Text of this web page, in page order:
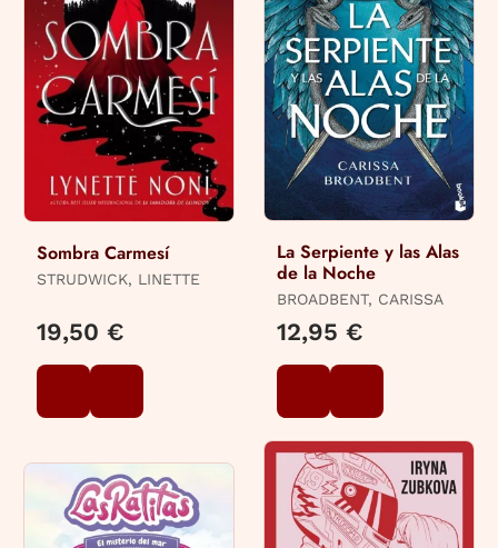
Sombra Carmesí
STRUDWICK, LINETTE
19,50 €
La Serpiente y las Alas
de la Noche
BROADBENT, CARISSA
12,95 €